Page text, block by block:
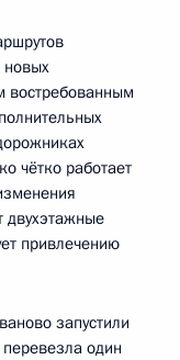
новых
востребованным
чётко работает
двухэтажные
привлечению
запустили
перевезла один